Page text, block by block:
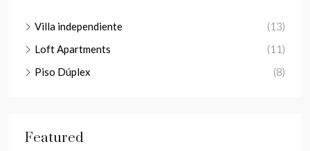
Villa independiente
(13)
Loft Apartments
(11)
Piso Dúplex
(8)
Featured